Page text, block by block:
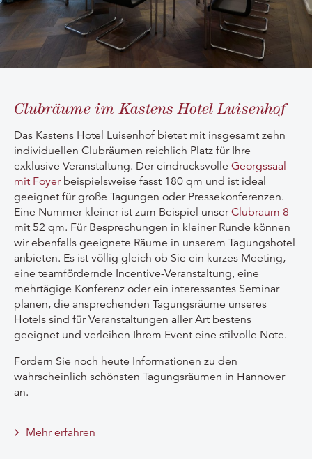
Clubräume im Kastens Hotel Luisenhof
Das Kastens Hotel Luisenhof bietet mit insgesamt zehn
individuellen Clubräumen reichlich Platz für Ihre
exklusive Veranstaltung. Der eindrucksvolle Georgssaal
mit Foyerbeispielsweise fasst 180 qm und ist ideal
geeignet für große Tagungen oder Pressekonferenzen.
Eine Nummer kleiner ist zum Beispiel unserClubraum 8
mit 52 qm. Für Besprechungen in kleiner Runde können
wir ebenfalls geeignete Räume in unserem Tagungshotel
anbieten. Es ist völlig gleich ob Sie ein kurzes Meeting,
eine teamfördernde Incentive-Veranstaltung, eine
mehrtägige Konferenz oder ein interessantes Seminar
planen, die ansprechenden Tagungsräume unseres
Hotels sind für Veranstaltungen aller Art bestens
geeignet und verleihen Ihrem Event eine stilvolle Note.
Fordern Sie noch heute Informationen zu den
wahrscheinlich schönsten Tagungsräumen in Hannover
an.
Mehr erfahren